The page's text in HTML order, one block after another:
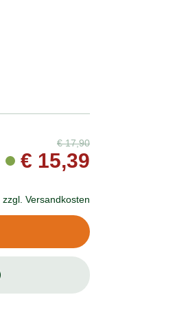
€17,90
€ 15,39
zzgl. Versandkosten